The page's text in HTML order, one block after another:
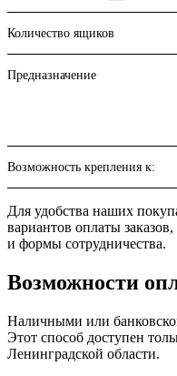
Количество ящиков
Предназначение
Возможность крепления к:
Для удобства наших
вариантов оплаты
и формы сотрудничества.
Возможности
Наличными или
Этот способ доступен
Ленинградской области.